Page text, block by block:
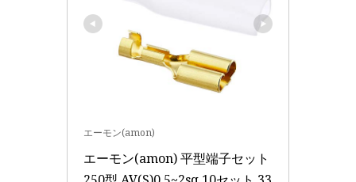
エーモン(amon)
エーモン(amon) 平型端子セット